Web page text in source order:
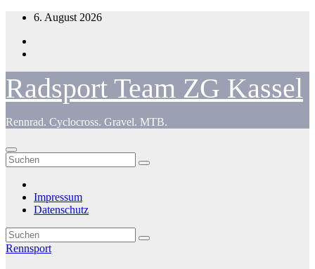
Zum
springen
6. August 2026
Radsport Team ZG Kassel
Rennrad. Cyclocross. Gravel. MTB.
Impressum
Datenschutz
Rennsport